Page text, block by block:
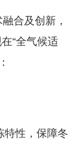
合及创新，
“全气候适
性，保障冬